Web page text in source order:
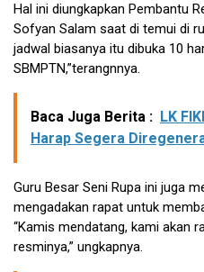
Hal ini diungkapkan Pembantu
Sofyan Salam saat di temui di
jadwal biasanya itu dibuka 10
SBMPTN,”terangnnya.
Baca Juga Berita : LK
Harap Segera
Guru Besar Seni Rupa ini juga
mengadakan rapat untuk
“Kamis mendatang, kami akan
resminya,” ungkapnya.